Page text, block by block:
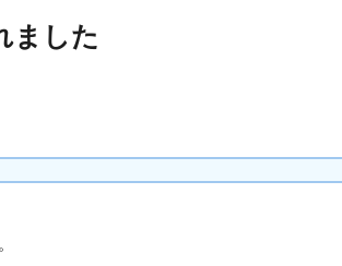
ました